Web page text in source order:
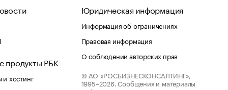
продукты РБК
хостинг
Юридическая информация
Информация об ограничениях
Правовая информация
О соблюдении авторских прав
© АО «РОСБИЗНЕСКОНСАЛТИНГ»,
1995–2026. Сообщения и материалы